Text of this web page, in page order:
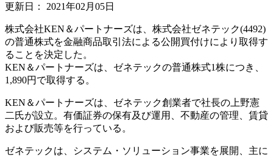
更新日： 2021年02月05日
株式会社KEN＆パートナーズは、株式会社ゼネテック(4492)
の普通株式を金融商品取引法による公開買付けにより取得す
ることを決定した。
KEN＆パートナーズは、ゼネテックの普通株式1株につき、
1,890円で取得する。
KEN＆パートナーズは、ゼネテック創業者で社長の上野憲
二氏が設立。有価証券の保有及び運用、不動産の管理、賃貸
および販売等を行っている。
ゼネテックは、システム・ソリューション事業を展開、主に